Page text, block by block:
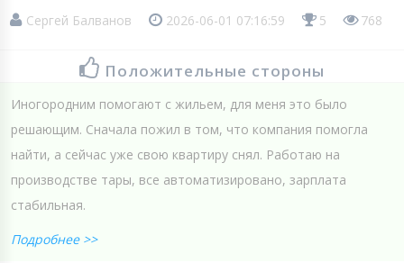
Сергей Балванов 2026-06-01 07:16:59 5 768
Положительные стороны
Иногородним помогают с жильем, для меня это было
решающим. Сначала пожил в том, что компания помогла
найти, а сейчас уже свою квартиру снял. Работаю на
производстве тары, все автоматизировано, зарплата
стабильная.
Подробнее >>